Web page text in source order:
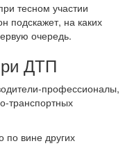
тесном участии
подскажет, на каких
очередь.
ДТП
профессионалы,
транспортных
по вине других